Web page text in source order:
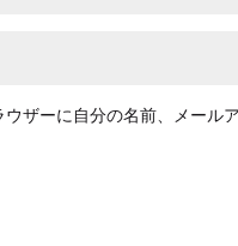
ザーに自分の名前、メール